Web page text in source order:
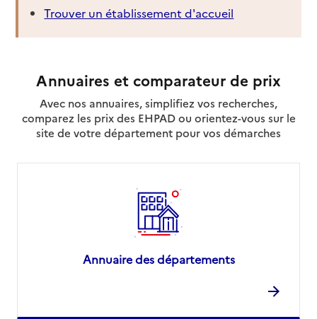
Trouver un établissement d'accueil
Annuaires et comparateur de prix
Avec nos annuaires, simplifiez vos recherches,
comparez les prix des EHPAD ou orientez-vous sur le
site de votre département pour vos démarches
Annuaire des départements